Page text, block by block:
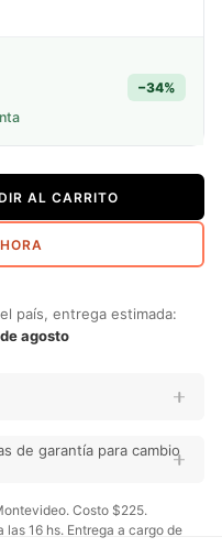
−34%
AL CARRITO
país, entrega estimada:
agosto
de garantía para cambio
Costo $225.
16 hs. Entrega a cargo de